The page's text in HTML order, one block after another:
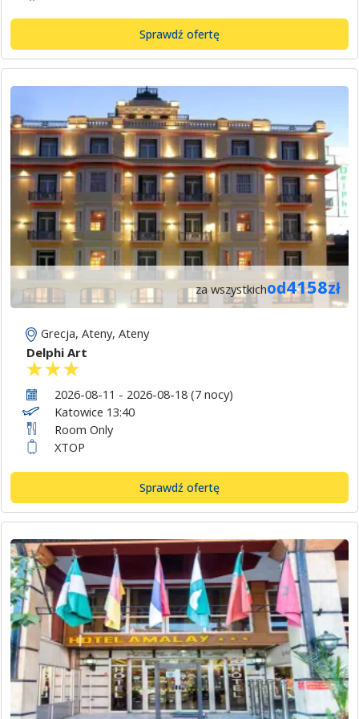
Sprawdź ofertę
za wszystkichod4158zł
Grecja,Ateny,Ateny
Delphi Art
2026-08-11 - 2026-08-18 (7 nocy)
Katowice 13:40
Room Only
XTOP
Sprawdź ofertę